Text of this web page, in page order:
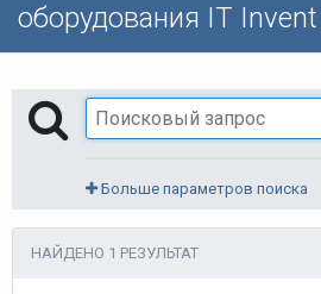
оборудования IT Invent
Больше параметров поиска
НАЙДЕНО 1 РЕЗУЛЬТАТ